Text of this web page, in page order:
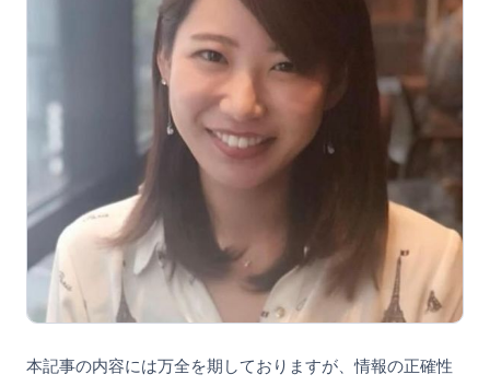
本記事の内容には万全を期しておりますが、情報の正確性